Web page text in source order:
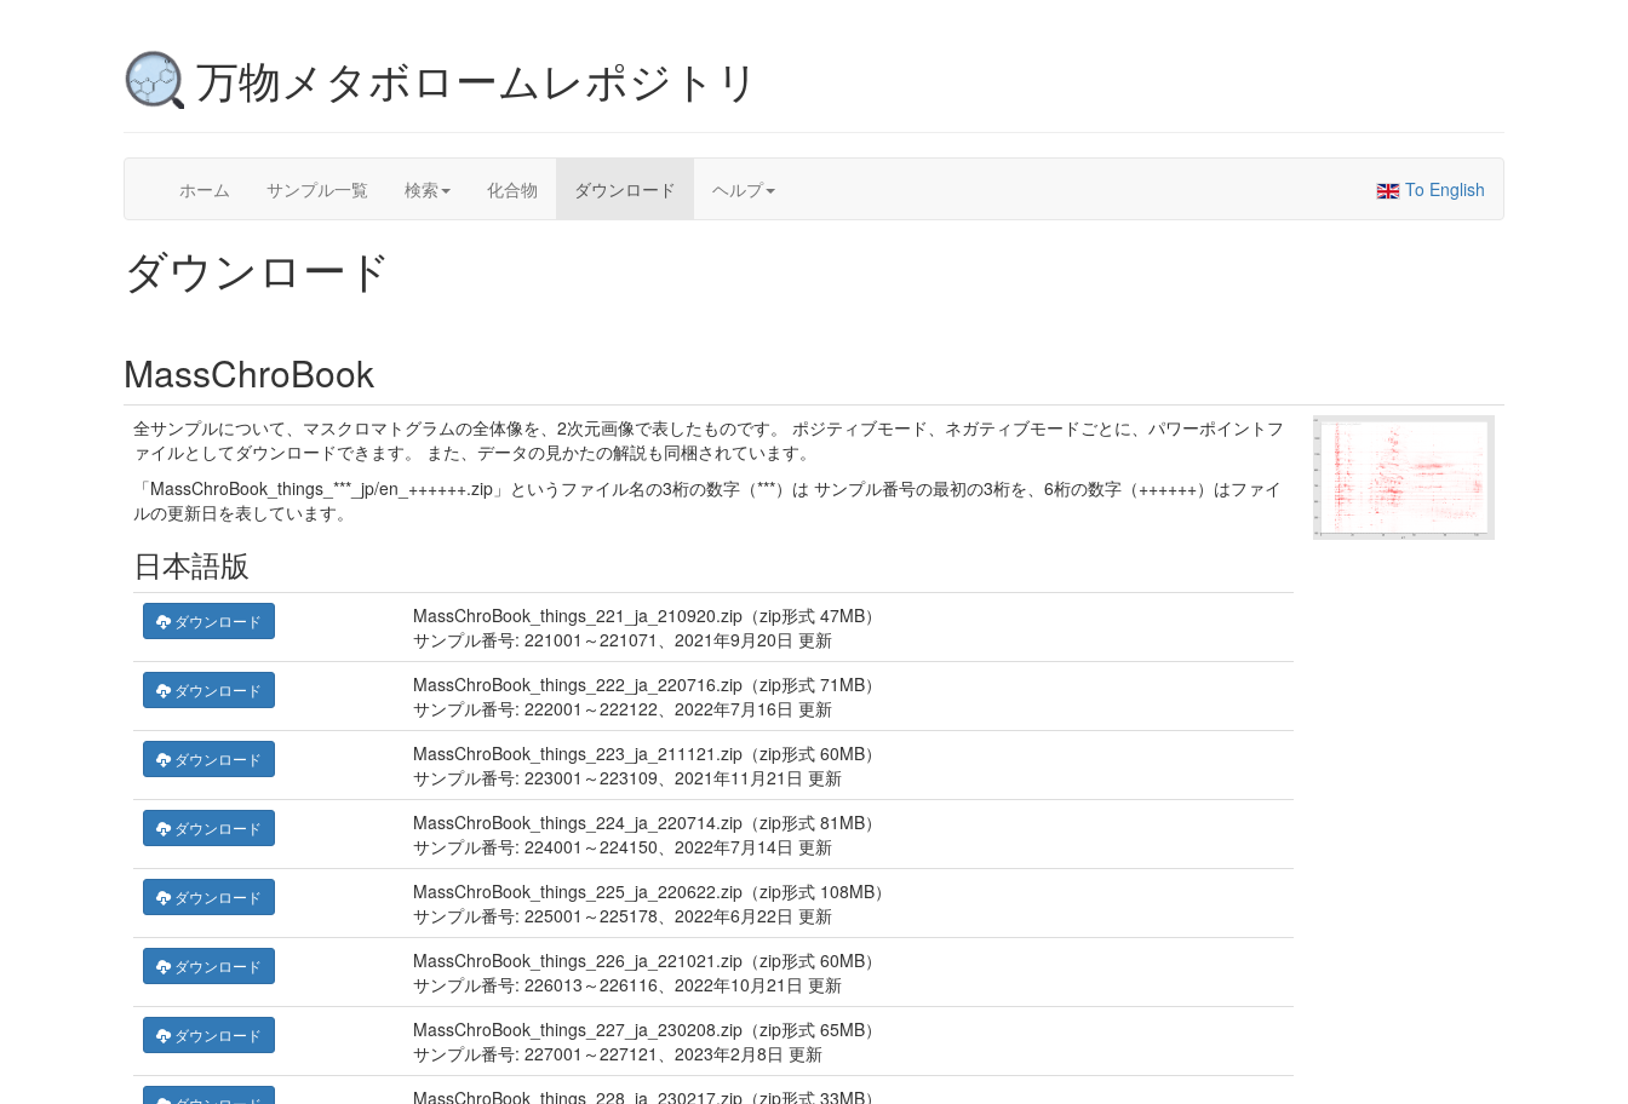
万物メタボロームレポジトリ
ホーム サンプル一覧 検索 化合物 ダウンロード ヘルプ To English
ダウンロード
MassChroBook
全サンプルについて、マスクロマトグラムの全体像を、2次元画像で表したものです。 ポジティブモード、ネガティブモードごとに、パワーポイントフ
ァイルとしてダウンロードできます。 また、データの見かたの解説も同梱されています。
「MassChroBook_things_***_jp/en_++++++.zip」というファイル名の3桁の数字（***）は サンプル番号の最初の3桁を、6桁の数字（++++++）はファイ
ルの更新日を表しています。
日本語版
ダウンロード
MassChroBook_things_221_ja_210920.zip（zip形式 47MB）
サンプル番号: 221001～221071、2021年9月20日 更新
ダウンロード
MassChroBook_things_222_ja_220716.zip（zip形式 71MB）
サンプル番号: 222001～222122、2022年7月16日 更新
ダウンロード
MassChroBook_things_223_ja_211121.zip（zip形式 60MB）
サンプル番号: 223001～223109、2021年11月21日 更新
ダウンロード
MassChroBook_things_224_ja_220714.zip（zip形式 81MB）
サンプル番号: 224001～224150、2022年7月14日 更新
ダウンロード
MassChroBook_things_225_ja_220622.zip（zip形式 108MB）
サンプル番号: 225001～225178、2022年6月22日 更新
ダウンロード
MassChroBook_things_226_ja_221021.zip（zip形式 60MB）
サンプル番号: 226013～226116、2022年10月21日 更新
ダウンロード
MassChroBook_things_227_ja_230208.zip（zip形式 65MB）
サンプル番号: 227001～227121、2023年2月8日 更新
MassChroBook_things_228_ja_230217.zip（zip形式 33MB）